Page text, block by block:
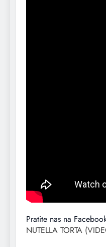
Pratite nas na
NUTELLA TORTA